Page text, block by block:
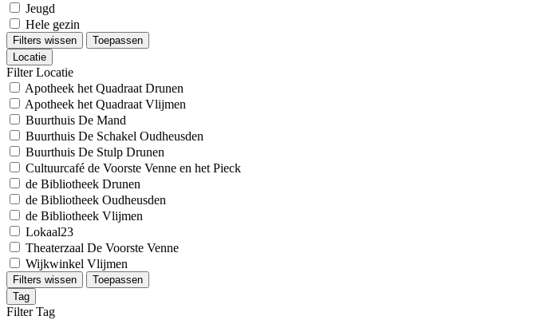
Jeugd
Hele gezin
Filters wissen
Toepassen
Locatie
Filter Locatie
Apotheek het Quadraat Drunen
Apotheek het Quadraat Vlijmen
Buurthuis De Mand
Buurthuis De Schakel Oudheusden
Buurthuis De Stulp Drunen
Cultuurcafé de Voorste Venne en het Pieck
de Bibliotheek Drunen
de Bibliotheek Oudheusden
de Bibliotheek Vlijmen
Lokaal23
Theaterzaal De Voorste Venne
Wijkwinkel Vlijmen
Filters wissen
Toepassen
Tag
Filter Tag